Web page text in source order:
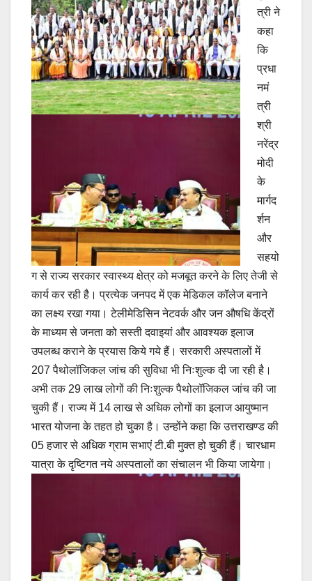
त्री ने
कहा
कि
प्रधा
नमं
त्री
श्री
नरेंद्र
मोदी
के
मार्गद
र्शन
और
सहयो
ग से राज्य सरकार स्वास्थ्य क्षेत्र को मजबूत करने के लिए तेजी से
कार्य कर रही है। प्रत्येक जनपद में एक मेडिकल कॉलेज बनाने
का लक्ष्य रखा गया। टेलीमेडिसिन नेटवर्क और जन औषधि केंद्रों
के माध्यम से जनता को सस्ती दवाइयां और आवश्यक इलाज
उपलब्ध कराने के प्रयास किये गये हैं। सरकारी अस्पतालों में
207 पैथोलॉजिकल जांच की सुविधा भी निःशुल्क दी जा रही है।
अभी तक 29 लाख लोगों की निःशुल्क पैथोलॉजिकल जांच की जा
चुकी हैं। राज्य में 14 लाख से अधिक लोगों का इलाज आयुष्मान
भारत योजना के तहत हो चुका है। उन्होंने कहा कि उत्तराखण्ड की
05 हजार से अधिक ग्राम सभाएं टी.बी मुक्त हो चुकी हैं। चारधाम
यात्रा के दृष्टिगत नये अस्पतालों का संचालन भी किया जायेगा।